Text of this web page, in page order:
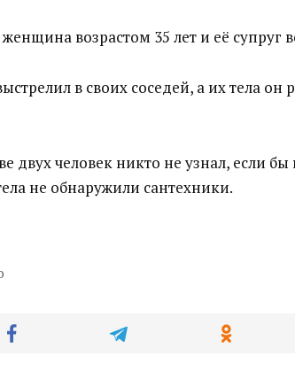
возрастом 35 лет и её супруг
в своих соседей, а их тела он
двух человек никто не узнал, если бы
не обнаружили сантехники.